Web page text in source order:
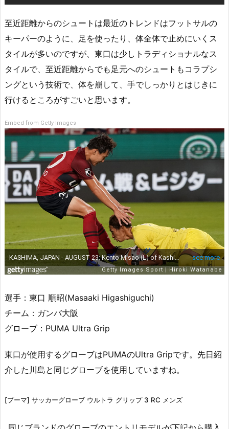
至近距離からのシュートは最近のトレンドはフットサルの
キーパーのように、足を使ったり、体全体で止めにいくス
タイルが多いのですが、東口は少しトラディショナルなス
タイルで、至近距離からでも足元へのシュートもコラプシ
ングという技術で、体を崩して、手でしっかりとはじきに
行けるところがすごいと思います。
Embed from Getty Images
選手：東口 順昭(Masaaki Higashiguchi)
チーム：ガンバ大阪
グローブ：PUMA Ultra Grip
東口が使用するグローブはPUMAのUltra Gripです。先日紹
介した川島と同じグローブを使用していますね。
[プーマ] サッカーグローブ ウルトラ グリップ 3 RC メンズ